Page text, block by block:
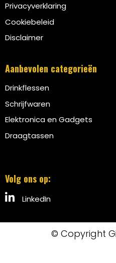
Privacyverklaring
Cookiebeleid
Disclaimer
Aanbevolen categorieën
Drinkflessen
Schrijfwaren
Elektronica en Gadgets
Draagtassen
Volg ons op:
LinkedIn
© Copyright